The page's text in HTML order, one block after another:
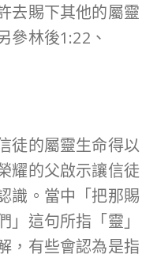
去賜下其他的屬靈
參林後1:22、
徒的屬靈生命得以
耀的父啟示讓信徒
識。當中「把那賜
這句所指「靈」
，有些會認為是指